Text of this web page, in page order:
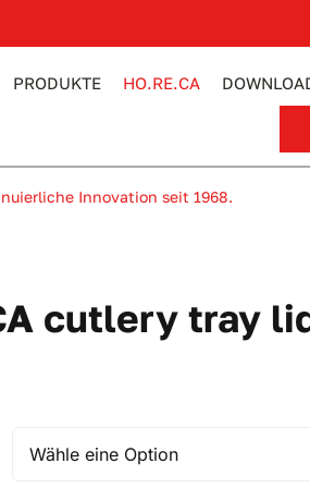
PRODUKTE HO.RE.CA
Innovation seit 1968.
cutlery tray